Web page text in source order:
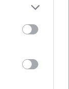
more Google
may click to
tags to
below Google
ενώ στη
βαθμούς
τις